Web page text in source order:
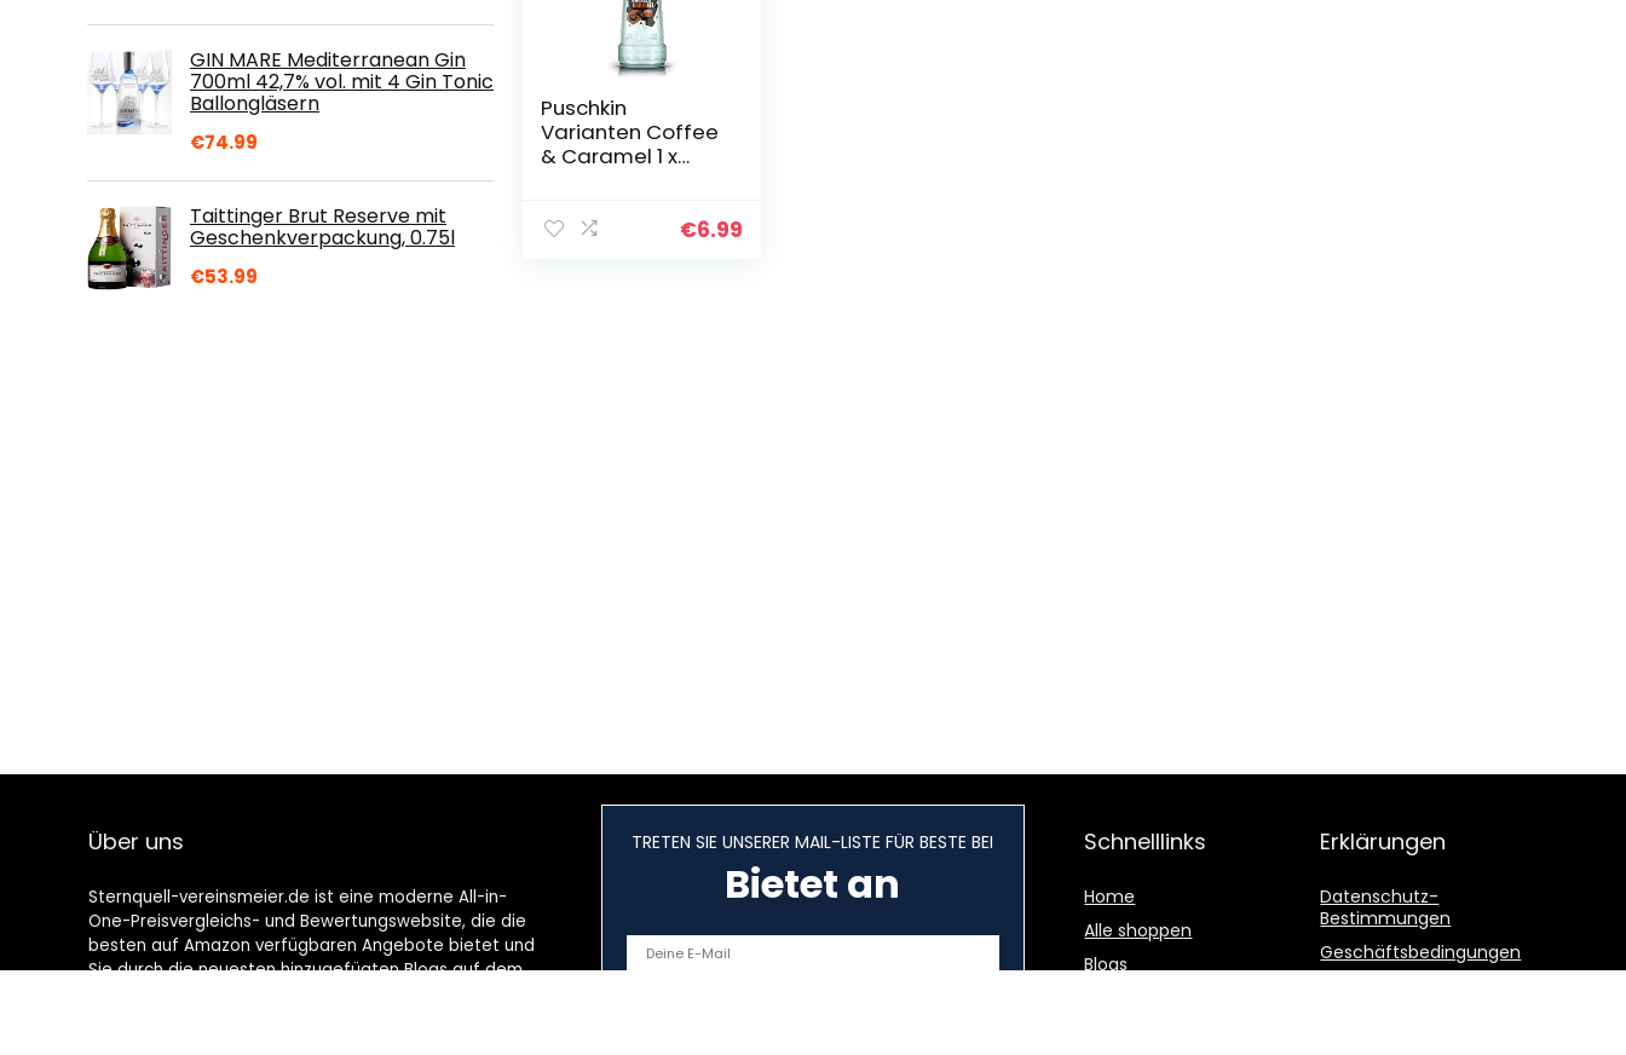
GIN MARE Mediterranean Gin
700ml 42,7% vol. mit 4 Gin Tonic
Ballongläsern
€74.99
Taittinger Brut Reserve mit
Geschenkverpackung, 0.75l
€53.99
Puschkin
Varianten Coffee
& Caramel 1 x
€6.99
Über uns
Sternquell-vereinsmeier.de ist eine moderne All-in-
One-Preisvergleichs- und Bewertungswebsite, die die
besten auf Amazon verfügbaren Angebote bietet und
Sie durch die neuesten hinzugefügten Blogs auf dem
TRETEN SIE UNSERER MAIL-LISTE FÜR BESTE BEI
Bietet an
Schnelllinks
Home
Alle shoppen
Blogs
Erklärungen
Datenschutz-
Bestimmungen
Geschäftsbedingungen